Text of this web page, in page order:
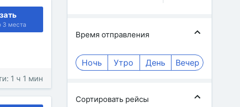
3 места
1 ч 1 мин
Время отправления
Ночь Утро День Вечер
Сортировать рейсы